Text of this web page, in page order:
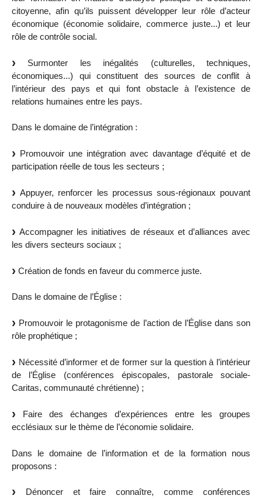
citoyenne, afin qu’ils puissent développer leur rôle d’acteur
économique (économie solidaire, commerce juste...) et leur
rôle de contrôle social.
Surmonter les inégalités (culturelles, techniques,
économiques...) qui constituent des sources de conflit à
l’intérieur des pays et qui font obstacle à l’existence de
relations humaines entre les pays.
Dans le domaine de l’intégration :
Promouvoir une intégration avec davantage d’équité et de
participation réelle de tous les secteurs ;
Appuyer, renforcer les processus sous-régionaux pouvant
conduire à de nouveaux modèles d’intégration ;
Accompagner les initiatives de réseaux et d’alliances avec
les divers secteurs sociaux ;
Création de fonds en faveur du commerce juste.
Dans le domaine de l’Église :
Promouvoir le protagonisme de l’action de l’Église dans son
rôle prophétique ;
Nécessité d’informer et de former sur la question à l’intérieur
de l’Église (conférences épiscopales, pastorale sociale-
Caritas, communauté chrétienne) ;
Faire des échanges d’expériences entre les groupes
ecclésiaux sur le thème de l’économie solidaire.
Dans le domaine de l’information et de la formation nous
proposons :
Dénoncer et faire connaître, comme conférences